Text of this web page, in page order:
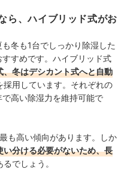
ら、ハイブリッド式がお
冬も1台でしっかり除湿した
すめです。ハイブリッド式
冬はデシカント式へと自動
採用しています。それぞれの
高い除湿力を維持可能で
も高い傾向があります。しか
分ける必要がないため、長
でしょう。